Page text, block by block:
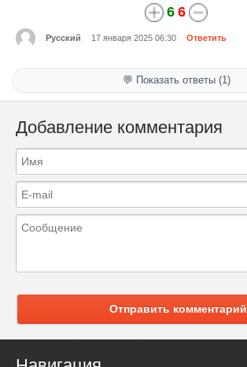
6 6
Русский 17 января 2025 06:30 Ответить
💬 Показать ответы (1)
Добавление комментария
Отправить комментарий